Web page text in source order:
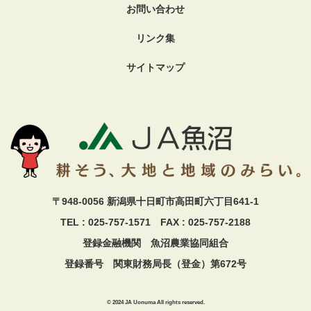
お問い合わせ
リンク集
サイトマップ
〒948-0056 新潟県十日町市高田町六丁目641-1
TEL : 025-757-1571 FAX : 025-757-2188
登録金融機関 魚沼農業協同組合
登録番号 関東財務局長（登金）第672号
© 2024 JA Uonuma All rights reserved.